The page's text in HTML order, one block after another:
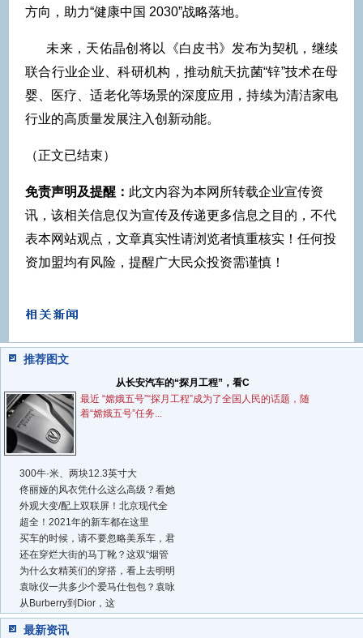
方向，助力“健康中国 2030”战略落地。
未来，天佑晶创将以《白皮书》发布为契机，继续
联合行业企业、科研机构，推动航天抗菌“锌”技术在母
婴、医疗、适老化等场景的深度应用，持续为清洁家电
行业的高质量发展注入创新动能。
（正文已结束）
免责声明及提醒： 此文内容为本网所转载企业宣传资
讯，该相关信息仅为宣传及传递更多信息之目的，不代
表本网站观点，文章真实性请浏览者慎重核实！任何投
资加盟均有风险，提醒广大民众投资需谨慎！
推荐图文
从长安汽车的“探月工程”，看C
最近 “嫦娥五号”“探月工程”成为了全国人民的话题，随
着“嫦娥五号”任务...
300牛·米、两块12.3英寸大
佟丽娅的风衣凭什么这么高级？看她
外观大变/配上双联屏！北京现代全
超全！2021年的新车都在这里
买车的时候，请不要忽略美系车，君
还在穿烂大街的马丁靴？这双“烟管
为什么女精英们的穿搭，看上去明明
袁咏仪一共多少个爱马仕包包？袁咏
从Burberry到Dior，这
最新资讯